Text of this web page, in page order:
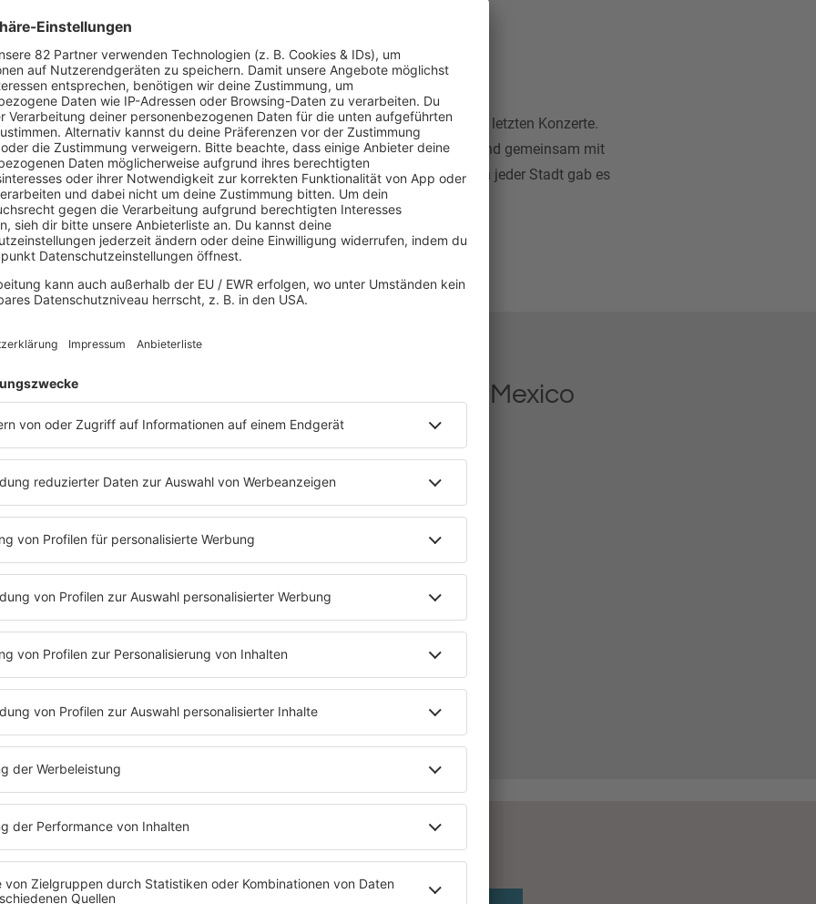
auf der Bühne
gibt es schon jetzt einen ersten Vorgeschmack auf die Stimmung der letzten Konzerte.
hat Dua Lipa unter anderem den Selena-Hit"Amor Prohibido" gecovert und gemeinsam mit
Genau solche besonderen Auftritte haben ihre Tour ausgemacht: In jeder Stadt gab es
wodurch jeder Abend seinen eigenen Moment bekommen hat.
Dua Lipa - Live From Mexico
21.
Gibt es Features?
Welche Formate gibt es?
CD/Vinyl, digital/Stream